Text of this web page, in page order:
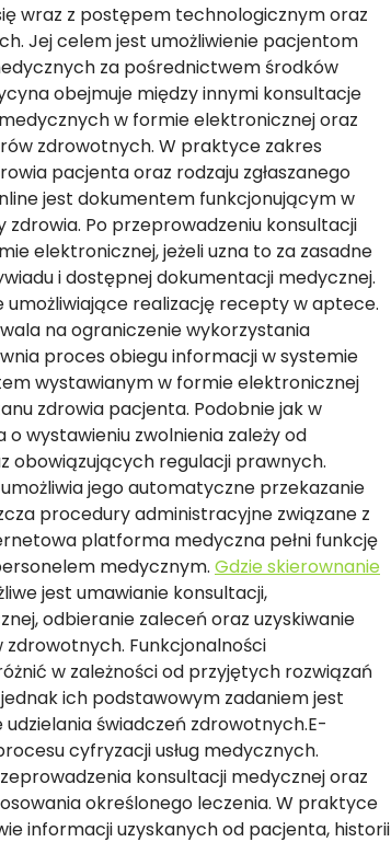
wraz z postępem technologicznym oraz
Jej celem jest umożliwienie pacjentom
za pośrednictwem środków
obejmuje między innymi konsultacje
w formie elektronicznej oraz
zdrowotnych. W praktyce zakres
pacjenta oraz rodzaju zgłaszanego
jest dokumentem funkcjonującym w
Po przeprowadzeniu konsultacji
elektronicznej, jeżeli uzna to za zasadne
i dostępnej dokumentacji medycznej.
realizację recepty w aptece.
na ograniczenie wykorzystania
proces obiegu informacji w systemie
wystawianym w formie elektronicznej
zdrowia pacjenta. Podobnie jak w
wystawieniu zwolnienia zależy od
obowiązujących regulacji prawnych.
jego automatyczne przekazanie
procedury administracyjne związane z
platforma medyczna pełni funkcję
medycznym. Gdzie skierownanie
jest umawianie konsultacji,
odbieranie zaleceń oraz uzyskiwanie
Funkcjonalności
w zależności od przyjętych rozwiązań
ich podstawowym zadaniem jest
świadczeń zdrowotnych.E-
cyfryzacji usług medycznych.
konsultacji medycznej oraz
określonego leczenia. W praktyce
informacji uzyskanych od pacjenta, historii